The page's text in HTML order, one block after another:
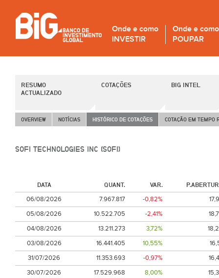
Onde e como
INVESTIR
Onde e como
POUPAR
RESUMO
ACTUALIZADO
COTAÇÕES BIG INTEL
OVERVIEW NOTÍCIAS HISTÓRICO DE COTAÇÕES COTAÇÃO EM TEMPO
SOFI TECHNOLOGIES INC (SOFI)
DATA QUANT. VAR.
06/08/2026
7.967.817 -0,82%
05/08/2026
10.522.705 -2,41%
04/08/2026
13.211.273 3,72%
03/08/2026
16.441.405 10,55%
31/07/2026
11.353.693 -0,97%
30/07/2026
17.529.968 8,00%